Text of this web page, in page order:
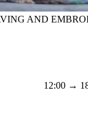
AND
12:00 →